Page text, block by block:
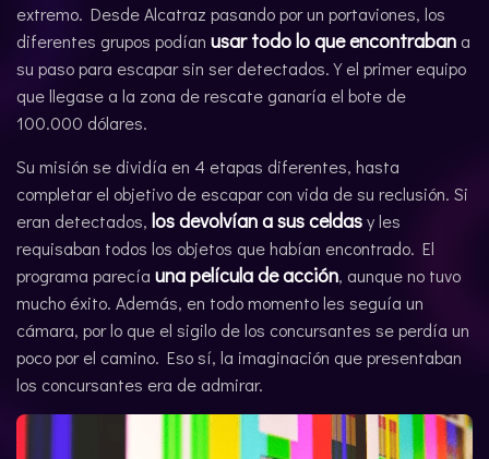
extremo. Desde Alcatraz pasando por un portaviones, los
diferentes grupos podían usar todo lo que encontraban a
su paso para escapar sin ser detectados. Y el primer equipo
que llegase a la zona de rescate ganaría el bote de
100.000 dólares.
Su misión se dividía en 4 etapas diferentes, hasta
completar el objetivo de escapar con vida de su reclusión. Si
eran detectados, los devolvían a sus celdasy les
requisaban todos los objetos que habían encontrado. El
programa parecía una película de acción, aunque no tuvo
mucho éxito. Además, en todo momento les seguía un
cámara, por lo que el sigilo de los concursantes se perdía un
poco por el camino. Eso sí, la imaginación que presentaban
los concursantes era de admirar.